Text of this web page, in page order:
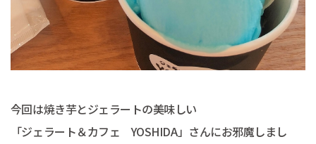
今回は焼き芋とジェラートの美味しい
「ジェラート＆カフェ YOSHIDA」さんにお邪魔しまし